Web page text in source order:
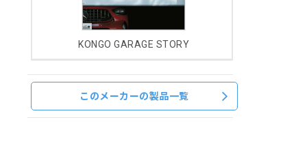
KONGO GARAGE STORY
このメーカーの製品一覧